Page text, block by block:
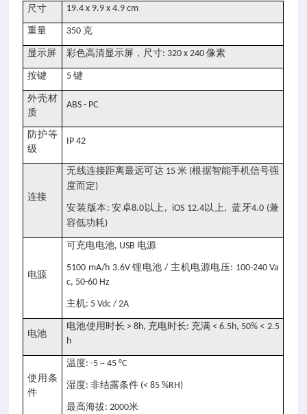
尺寸 19.4 x 9.9 x 4.9 cm
重量 350 克
显示屏 彩色高清显示屏，尺寸: 320 x 240像素
按键 5键
外壳材
质
ABS - PC
防护等
级
IP 42
连接
无线连接距离最远可达 15米 (根据智能手机信号强
度而定)
安装版本 :安卓8.0 以上 , iOS 12.4以上,蓝牙4.0 (兼
容低功耗)
电源
可充电电池, USB 电源
5100 mA/h 3.6V锂电池 / 主机电源电压: 100-240 Va
c, 50-60 Hz
主机: 5 Vdc / 2A
电池
电池使用时长 > 8h, 充电时长: 充满 < 6.5h, 50% < 2.5
h
使用条
件
温度: -5 ~ 45 °C
湿度:非结露条件 (< 85 %RH)
最高海拔: 2000米